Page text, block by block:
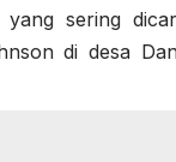
yang sering
di desa